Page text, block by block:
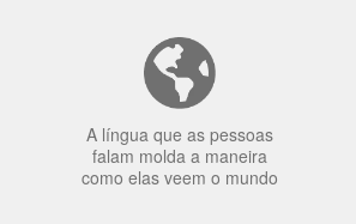
A língua que as pessoas
falam molda a maneira
como elas veem o mundo